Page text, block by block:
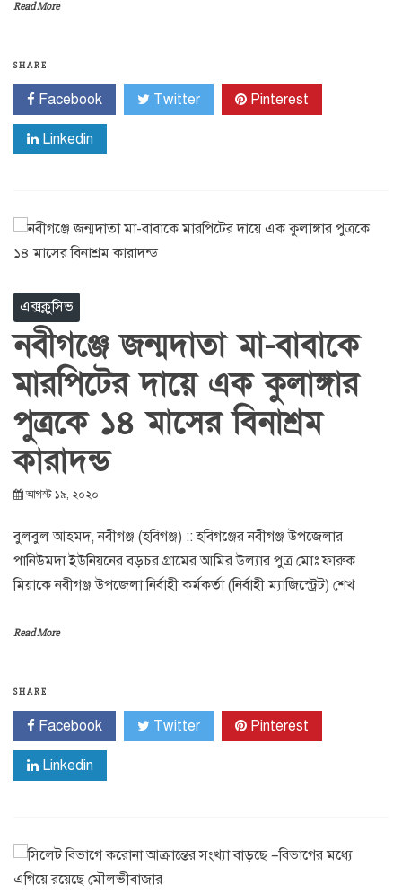
Read More
SHARE
Facebook Twitter Pinterest
Linkedin
এক্সক্লুসিভ
নবীগঞ্জে জন্মদাতা মা-বাবাকে
মারপিটের দায়ে এক কুলাঙ্গার
পুত্রকে ১৪ মাসের বিনাশ্রম
কারাদন্ড
আগস্ট ১৯, ২০২০
বুলবুল আহমদ, নবীগঞ্জ (হবিগঞ্জ) :: হবিগঞ্জের নবীগঞ্জ উপজেলার
পানিউমদা ইউনিয়নের বড়চর গ্রামের আমির উল্যার পুত্র মোঃ ফারুক
মিয়াকে নবীগঞ্জ উপজেলা নির্বাহী কর্মকর্তা (নির্বাহী ম্যাজিস্ট্রেট) শেখ
Read More
SHARE
Facebook Twitter Pinterest
Linkedin